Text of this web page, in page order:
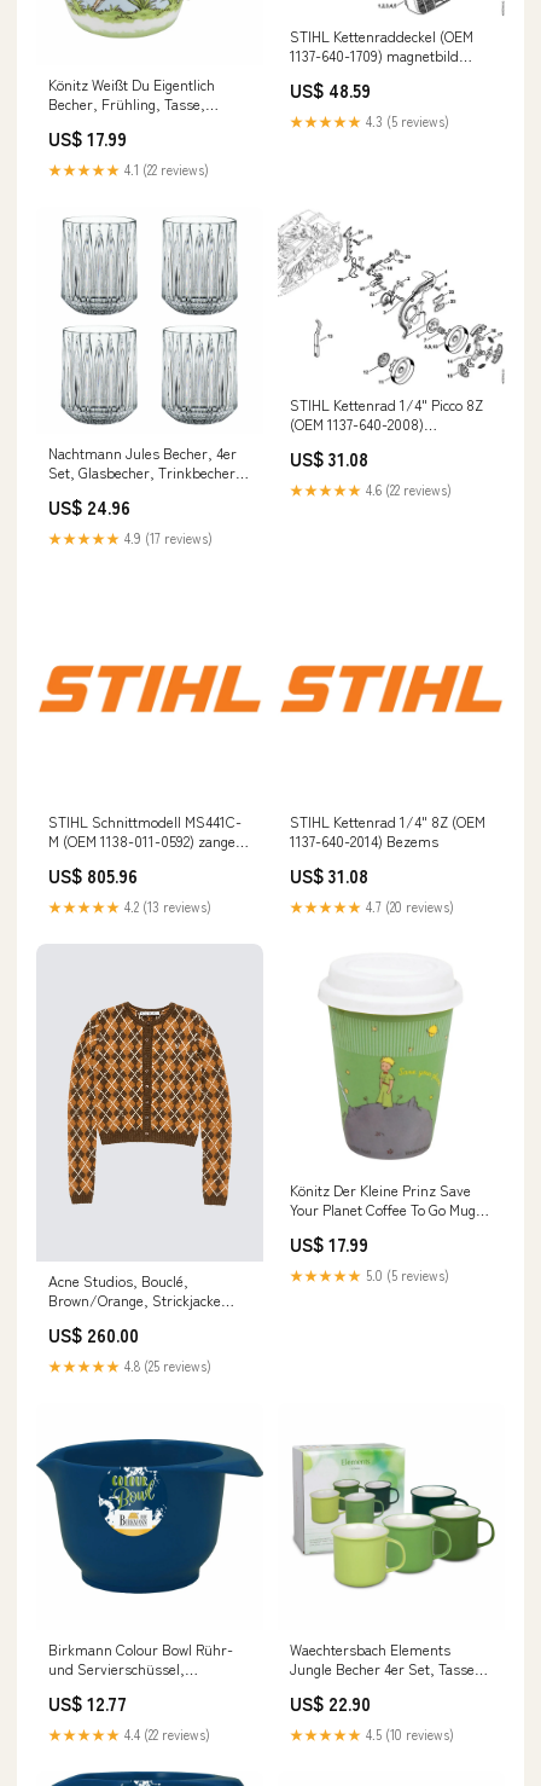
Könitz Weißt Du Eigentlich
Becher, Frühling, Tasse,
Hasen, 415 ml, 11 2 057 1531
gpsr
US$ 17.99
★★★★★ 4.1 (22 reviews)
STIHL Kettenraddeckel (OEM
1137-640-1709) magnetbild
US$ 48.59
★★★★★ 4.3 (5 reviews)
Nachtmann Jules Becher, 4er
Set, Glasbecher, Trinkbecher,
101979 gpsr
US$ 24.96
★★★★★ 4.9 (17 reviews)
STIHL Kettenrad 1/4" Picco 8Z
(OEM 1137-640-2008)
US$ 31.08
★★★★★ 4.6 (22 reviews)
STIHL Schnittmodell MS441C-
M (OEM 1138-011-0592) zange
US$ 805.96
★★★★★ 4.2 (13 reviews)
STIHL Kettenrad 1/4" 8Z (OEM
1137-640-2014) Bezems
US$ 31.08
★★★★★ 4.7 (20 reviews)
Acne Studios, Bouclé,
Brown/Orange, Strickjacke
US$ 260.00
★★★★★ 4.8 (25 reviews)
Könitz Der Kleine Prinz Save
Your Planet Coffee To Go Mug
Kaffebecher, Porzellan, 380 ml,
11 5 162 1358 gpsr
US$ 17.99
★★★★★ 5.0 (5 reviews)
Birkmann Colour Bowl Rühr-
und Servierschüssel,
Melaminharz, Dunkelblau, 500
ml, 708877 gpsr
US$ 12.77
★★★★★ 4.4 (22 reviews)
Waechtersbach Elements
Jungle Becher 4er Set, Tassen,
Geschenkkarton, Bone China,
Grün, 380 ml, 41 5 971 1000
gpsr
US$ 22.90
★★★★★ 4.5 (10 reviews)